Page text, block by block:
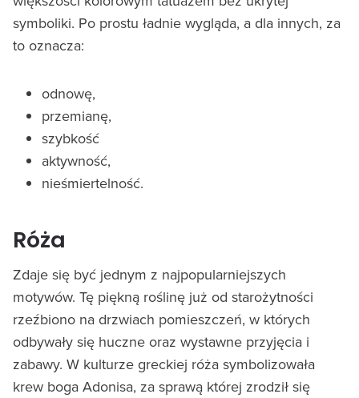
symboliki. Po prostu ładnie wygląda, a dla innych, za
to oznacza:
odnowę,
przemianę,
szybkość
aktywność,
nieśmiertelność.
Róża
Zdaje się być jednym z najpopularniejszych
motywów. Tę piękną roślinę już od starożytności
rzeźbiono na drzwiach pomieszczeń, w których
odbywały się huczne oraz wystawne przyjęcia i
zabawy. W kulturze greckiej róża symbolizowała
krew boga Adonisa, za sprawą której zrodził się